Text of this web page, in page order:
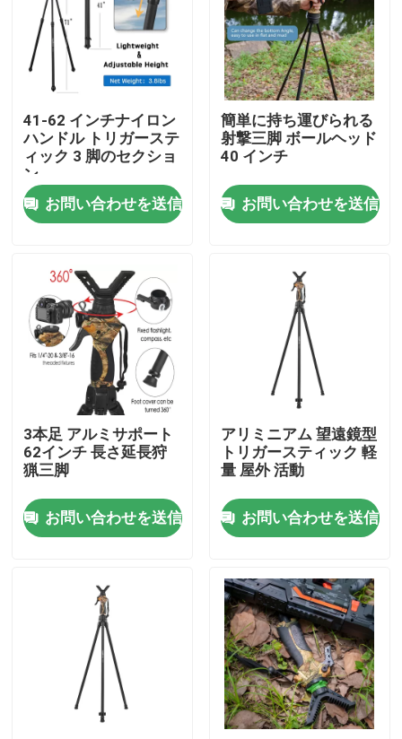
ホーム
製品
ビデオ
VRショー
企業情報
会社案内
お問い合わせ
見積依頼
41-62 インチナイロン
ハンドル トリガーステ
ィック 3 脚のセクショ
ン
お問い合わせを送信
簡単に持ち運びられる
射撃三脚 ボールヘッド
40 インチ
お問い合わせを送信
3本足 アルミサポート
62インチ 長さ延長狩
猟三脚
お問い合わせを送信
アリミニアム 望遠鏡型
トリガースティック 軽
量 屋外 活動
お問い合わせを送信